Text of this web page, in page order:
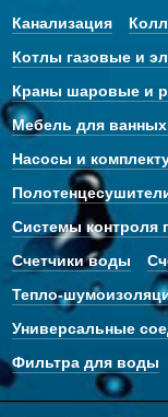
Канализация
Котлы газовые и
Краны шаровые и
Мебель для ванных
Насосы и
Системы контроля
Счетчики воды
Тепло-
Универсальные
Фильтра для воды